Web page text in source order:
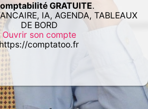
GRATUITE.
IA, AGENDA, TABLEAUX
DE BORD
Ouvrir son compte
comptatoo.fr